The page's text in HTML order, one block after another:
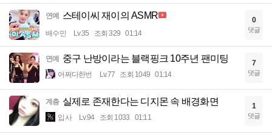
연예 스테이씨 재이의 ASMR
배수민 Lv.35 조회 329 01:14
0
댓글
연예 중구 난방이라는 블랙핑크 10주년 팬미팅
어쩌다한번 Lv.77 조회 1049 01:14
7
댓글
계층 실제로 존재한다는 디지몬 속 배경화면
입사 Lv.94 조회 1033 01:11
1
댓글